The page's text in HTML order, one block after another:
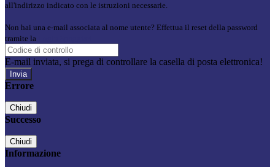
all'indirizzo indicato con le istruzioni necessarie.
Non hai una e-mail associata al nome utente? Effettua il reset della password
tramite la
E-mail inviata, si prega di controllare la casella di posta elettronica!
Errore
Chiudi
Successo
Chiudi
Informazione